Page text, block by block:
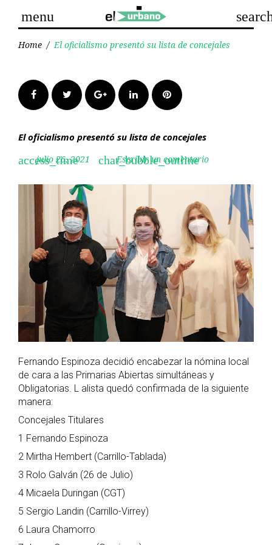
content
menu
Home / El oficialismo presentó su lista de concejales
FacebookTwitter Google+LinkedInPinterest
El oficialismo presentó su lista de concejales
access_time
julio 26, 2021 chat_bubble_outline
Escribir un comentario
Fernando Espinoza decidió encabezar la nómina local
de cara a las Primarias Abiertas simultáneas y
Obligatorias. L alista quedó confirmada de la siguiente
manera:
Concejales Titulares
1 Fernando Espinoza
2 Mirtha Hembert (Carrillo-Tablada)
3 Rolo Galván (26 de Julio)
4 Micaela Duringan (CGT)
5 Sergio Landin (Carrillo-Virrey)
6 Laura Chamorro